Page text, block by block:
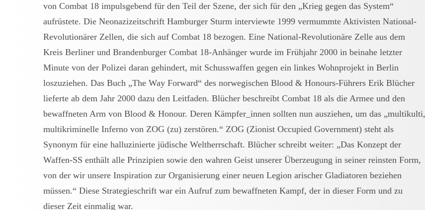
von Combat 18 impulsgebend für den Teil der Szene, der sich für den „Krieg gegen das System“
aufrüstete. Die Neonazizeitschrift Hamburger Sturm interviewte 1999 vermummte Aktivisten National-
Revolutionärer Zellen, die sich auf Combat 18 bezogen. Eine National-Revolutionäre Zelle aus dem
Kreis Berliner und Brandenburger Combat 18-Anhänger wurde im Frühjahr 2000 in beinahe letzter
Minute von der Polizei daran gehindert, mit Schusswaffen gegen ein linkes Wohnprojekt in Berlin
loszuziehen. Das Buch „The Way Forward“ des norwegischen Blood & Honours-Führers Erik Blücher
lieferte ab dem Jahr 2000 dazu den Leitfaden. Blücher beschreibt Combat 18 als die Armee und den
bewaffneten Arm von Blood & Honour. Deren Kämpfer_innen sollten nun ausziehen, um das „multikulti,
multikriminelle Inferno von ZOG (zu) zerstören.“ ZOG (Zionist Occupied Government) steht als
Synonym für eine halluzinierte jüdische Weltherrschaft. Blücher schreibt weiter: „Das Konzept der
Waffen-SS enthält alle Prinzipien sowie den wahren Geist unserer Überzeugung in seiner reinsten Form,
von der wir unsere Inspiration zur Organisierung einer neuen Legion arischer Gladiatoren beziehen
müssen.“ Diese Strategieschrift war ein Aufruf zum bewaffneten Kampf, der in dieser Form und zu
dieser Zeit einmalig war.